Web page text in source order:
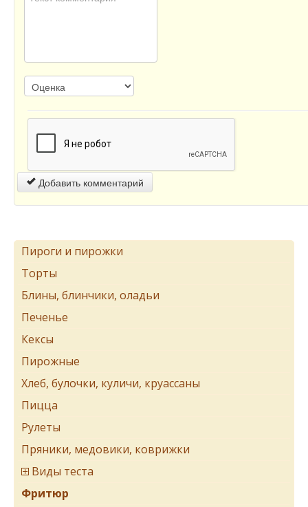
Добавить комментарий
Пироги и пирожки
Торты
Блины, блинчики, оладьи
Печенье
Кексы
Пирожные
Хлеб, булочки, куличи, круассаны
Пицца
Рулеты
Пряники, медовики, коврижки
Виды теста
Фритюр